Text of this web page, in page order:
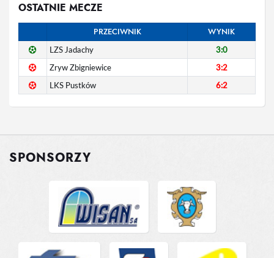
OSTATNIE MECZE
PRZECIWNIK WYNIK
LZS Jadachy
3:0
Zryw Zbigniewice
3:2
LKS Pustków
6:2
SPONSORZY